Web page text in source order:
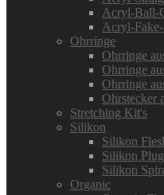
Acryl-Ball-
Acryl-
Ohrringe
Ohrringe
Ohrringe
Ohrringe
Ohrstecker
Stretching Kit's
Silikon
Silikon
Silikon
Silikon
Organic